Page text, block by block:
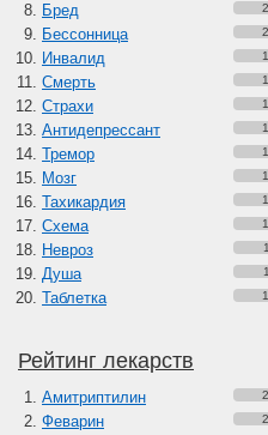
Бред
Бессонница
Инвалид
Смерть
Страхи
Антидепрессант
Тремор
Мозг
Тахикардия
Схема
Невроз
Душа
Таблетка
Рейтинг лекарств
Амитриптилин
Феварин